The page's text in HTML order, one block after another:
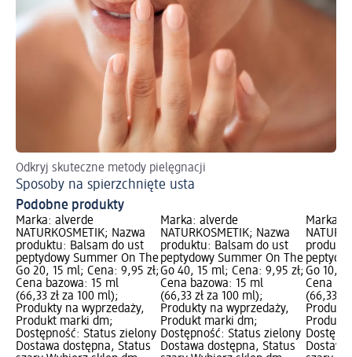
Odkryj skuteczne metody pielęgnacji
Sposoby na spierzchnięte usta
Podobne produkty
Marka: alverde
NATURKOSMETIK; Nazwa
produktu: Balsam do ust
peptydowy Summer On The
Go 20, 15 ml; Cena: 9,95 zł;
Cena bazowa: 15 ml
(66,33 zł za 100 ml);
Produkty na wyprzedaży,
Produkt marki dm;
Dostępność: Status zielony
Dostawa dostępna, Status
Marka: alverde
NATURKOSMETIK; Nazwa
produktu: Balsam do ust
peptydowy Summer On The
Go 40, 15 ml; Cena: 9,95 zł;
Cena bazowa: 15 ml
(66,33 zł za 100 ml);
Produkty na wyprzedaży,
Produkt marki dm;
Dostępność: Status zielony
Dostawa dostępna, Status
Marka:
Go 10,
Cena
(66,33
Produkt